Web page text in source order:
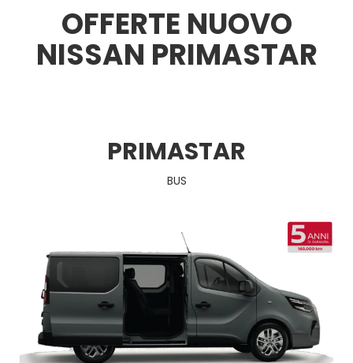
OFFERTE NUOVO
NISSAN PRIMASTAR
PRIMASTAR
BUS